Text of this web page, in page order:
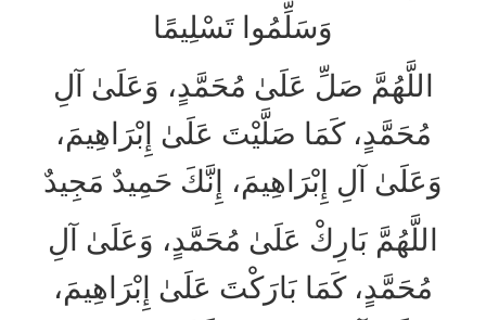
وَسَلِّمُوا تَسْلِيمًا
اللَّهُمَّ صَلِّ عَلَىٰ مُحَمَّدٍ، وَعَلَىٰ آلِ
مُحَمَّدٍ، كَمَا صَلَّيْتَ عَلَىٰ إِبْرَاهِيمَ،
وَعَلَىٰ آلِ إِبْرَاهِيمَ، إِنَّكَ حَمِيدٌ مَجِيدٌ
اللَّهُمَّ بَارِكْ عَلَىٰ مُحَمَّدٍ، وَعَلَىٰ آلِ
مُحَمَّدٍ، كَمَا بَارَكْتَ عَلَىٰ إِبْرَاهِيمَ،